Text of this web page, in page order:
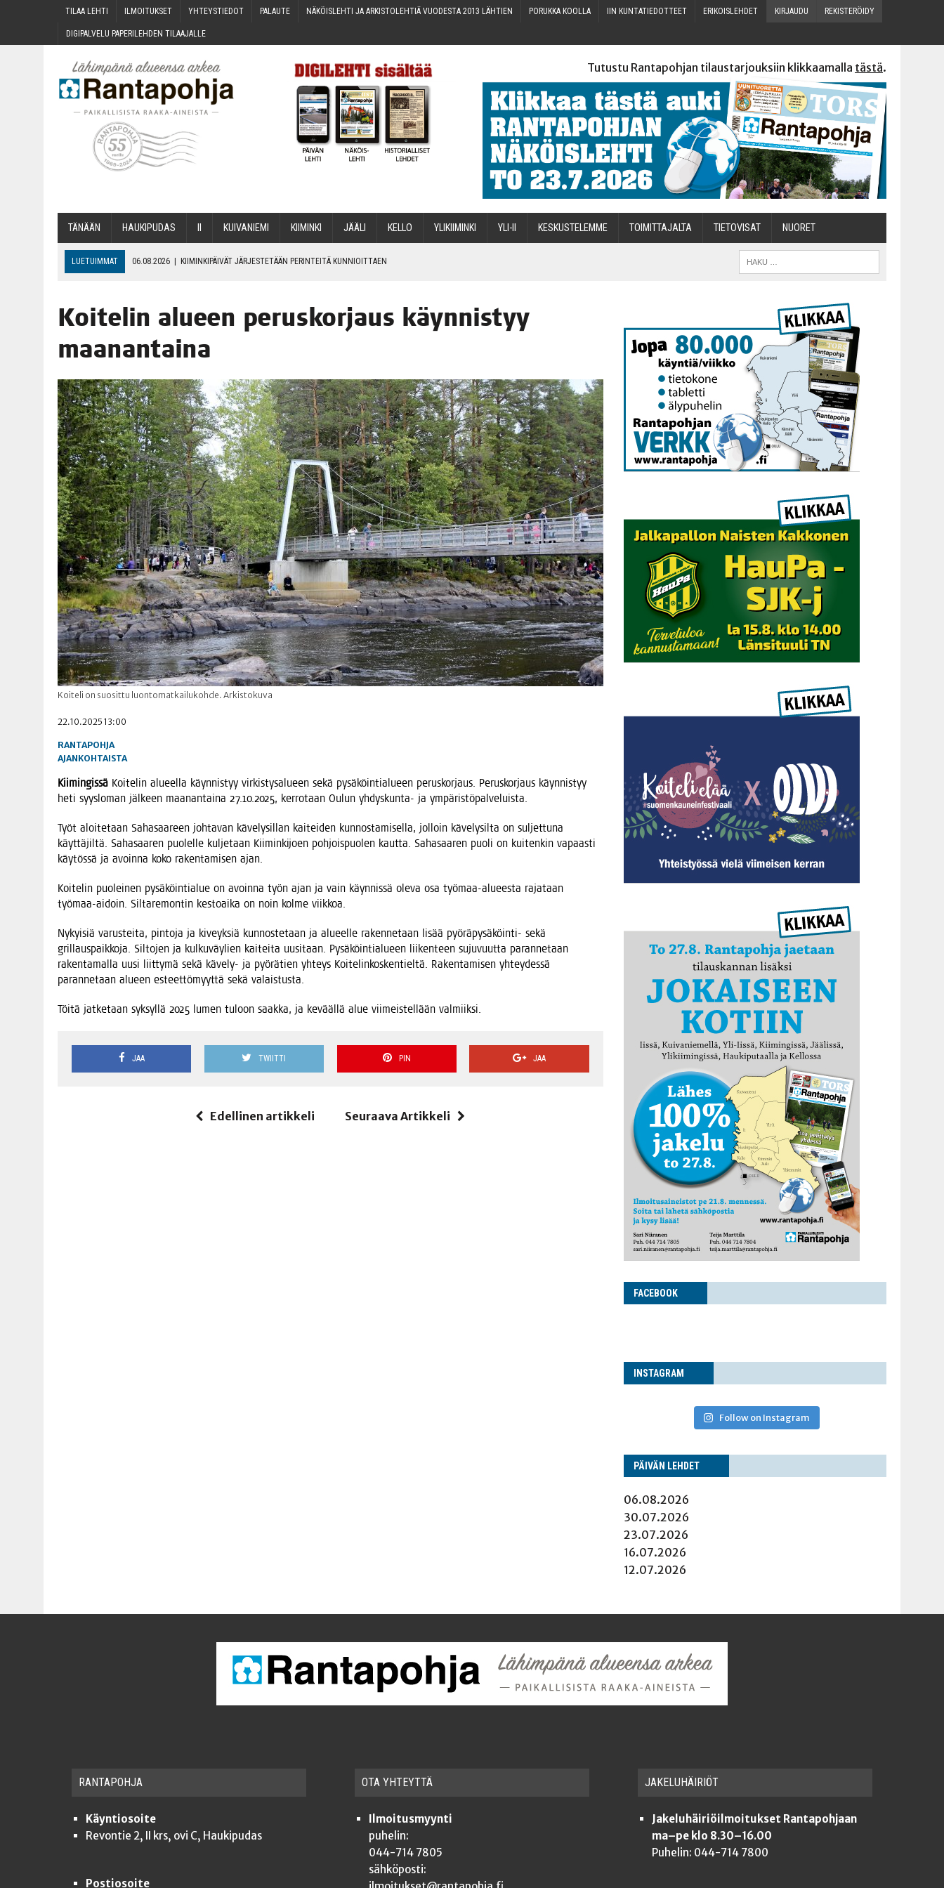
TILAA LEH­TI ILMOI­TUK­SET YHTEYS­TIE­DOT PALAU­TE NÄKÖIS­LEH­TI JA ARKIS­TO­LEH­TIÄ VUO­DES­TA 2013 LÄHTIEN PORUK­KA KOOLLA IIN KUN­TA­TIE­DOT­TEET ERI­KOIS­LEH­DET KIR­JAU­DU REKIS­TE­RÖI­DY
DIGI­PAL­VE­LU PAPE­RI­LEH­DEN TILAAJALLE
Tutustu Rantapohjan tilaustarjouksiin klikkaamalla tästä.
TÄNÄÄN HAU­KI­PU­DAS KUI­VA­NIE­MI KII­MIN­KI JÄÄ­LI KEL­LO YLI­KII­MIN­KI YLI-II KES­KUS­TE­LEM­ME TOI­MIT­TA­JAL­TA TIETOVISAT NUO­RET
LUETUIMMAT 06.08.2026 | KII­MIN­KI­PÄI­VÄT JÄR­JES­TE­TÄÄN PERIN­TEI­TÄ KUNNIOITTAEN
06.08.2026 MAKA­RO­NI­LAA­TI­KOL­LA ARKEEN
OPIN­TOI­HIN KAN­SA­LAIS­OPIS­TOS­SA VOI SAA­DA AVUSTUSTA
08.08.2026 MENO­VINK­KE­JÄ LOP­PU­KE­SÄN TAPAHTUMIIN
Koi­te­lin alu­een perus­kor­jaus käyn­nis­tyy
maanantaina
Koiteli on suosittu luontomatkailukohde. Arkistokuva
22.10.2025 13:00
RANTAPOHJA
AJANKOHTAISTA
Kii­min­gis­sä Koi­te­lin alu­eel­la käyn­nis­tyy vir­kis­ty­sa­lu­een sekä pysä­köin­tia­lu­een perus­kor­jaus. Perus­kor­jaus käyn­nis­tyy
heti syys­lo­man jäl­keen maa­nan­tai­na 27.10.2025, ker­ro­taan Oulun yhdys­kun­ta- ja ympäristöpalveluista.
Työt aloi­te­taan Saha­saa­reen joh­ta­van käve­ly­sil­lan kai­tei­den kun­nos­ta­mi­sel­la, jol­loin käve­ly­sil­ta on sul­jet­tu­na
käyt­tä­jil­tä. Saha­saa­ren puo­lel­le kul­je­taan Kii­min­ki­joen poh­jois­puo­len kaut­ta. Saha­saa­ren puo­li on kui­ten­kin vapaas­ti
käy­tös­sä ja avoin­na koko raken­ta­mi­sen ajan.
Koi­te­lin puo­lei­nen pysä­köin­tia­lue on avoin­na työn ajan ja vain käyn­nis­sä ole­va osa työ­maa-alu­ees­ta raja­taan
työ­maa-aidoin. Sil­ta­re­mon­tin kes­toai­ka on noin kol­me viikkoa.
Nykyi­siä varus­tei­ta, pin­to­ja ja kiveyk­siä kun­nos­te­taan ja alu­eel­le raken­ne­taan lisää pyö­rä­py­sä­köin­ti- sekä
gril­laus­paik­ko­ja. Sil­to­jen ja kul­ku­väy­lien kai­tei­ta uusi­taan. Pysä­köin­tia­lu­een lii­ken­teen suju­vuut­ta paran­ne­taan
raken­ta­mal­la uusi liit­ty­mä sekä käve­ly- ja pyö­rä­tien yhteys Koi­te­lin­kos­ken­tiel­tä. Raken­ta­mi­sen yhtey­des­sä
paran­ne­taan alu­een esteet­tö­myyt­tä sekä valaistusta.
Töi­tä jat­ke­taan syk­syl­lä 2025 lumen tuloon saak­ka, ja kevääl­lä alue vii­meis­tel­lään valmiiksi.
JAA TWIITTI PIN JAA
Edellinen artikkeli Seuraava Artikkeli
FACE­BOOK
INS­TA­GRAM
Follow on Instagram
PÄI­VÄN LEHDET
06.08.2026
30.07.2026
23.07.2026
16.07.2026
12.07.2026
RAN­TA­POH­JA
Käyntiosoite
Revontie 2, II krs, ovi C, Haukipudas
Postiosoite
OTA YHTEYT­TÄ
Ilmoitusmyynti
puhelin:
044-714 7805
sähköposti:
JAKE­LU­HÄI­RIÖT
Jakeluhäiriöilmoitukset Rantapohjaan
ma–pe klo 8.30–16.00
Puhelin: 044-714 7800